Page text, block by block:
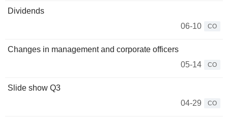
Dividends
06-10
CO
Changes in management and corporate officers
05-14
CO
Slide show Q3
04-29
CO